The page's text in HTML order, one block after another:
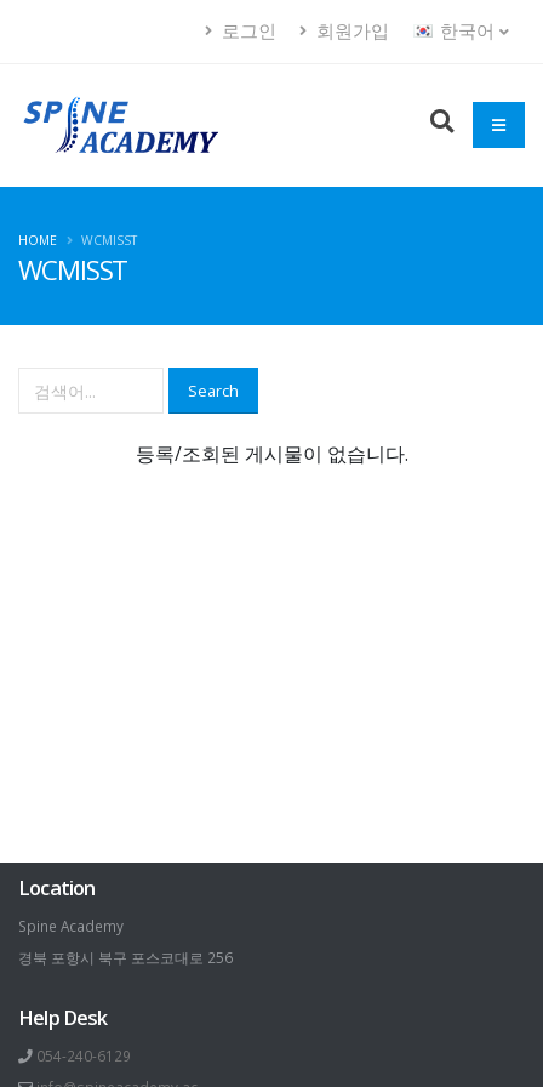
로그인 회원가입 한국어
WCMISST
HOME WCMISST
Search
등록/조회된 게시물이 없습니다.
Location
Spine Academy
경북 포항시 북구 포스코대로 256
Help Desk
054-240-6129